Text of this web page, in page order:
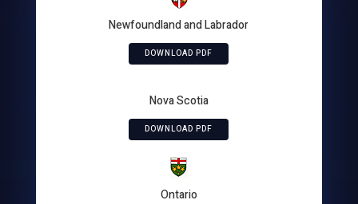
Newfoundland and Labrador
DOWNLOAD PDF
Nova Scotia
DOWNLOAD PDF
Ontario